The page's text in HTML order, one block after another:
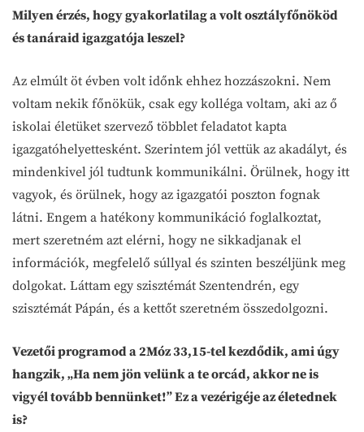
Milyen érzés, hogy gyakorlatilag a volt osztályfőnököd
és tanáraid igazgatója leszel?
Az elmúlt öt évben volt időnk ehhez hozzászokni. Nem
voltam nekik főnökük, csak egy kolléga voltam, aki az ő
iskolai életüket szervező többlet feladatot kapta
igazgatóhelyettesként. Szerintem jól vettük az akadályt, és
mindenkivel jól tudtunk kommunikálni. Örülnek, hogy itt
vagyok, és örülnek, hogy az igazgatói poszton fognak
látni. Engem a hatékony kommunikáció foglalkoztat,
mert szeretném azt elérni, hogy ne sikkadjanak el
információk, megfelelő súllyal és szinten beszéljünk meg
dolgokat. Láttam egy szisztémát Szentendrén, egy
szisztémát Pápán, és a kettőt szeretném összedolgozni.
Vezetői programod a 2Móz 33,15-tel kezdődik, ami úgy
hangzik, „Ha nem jön velünk a te orcád, akkor ne is
vigyél tovább bennünket!” Ez a vezérigéje az életednek
is?